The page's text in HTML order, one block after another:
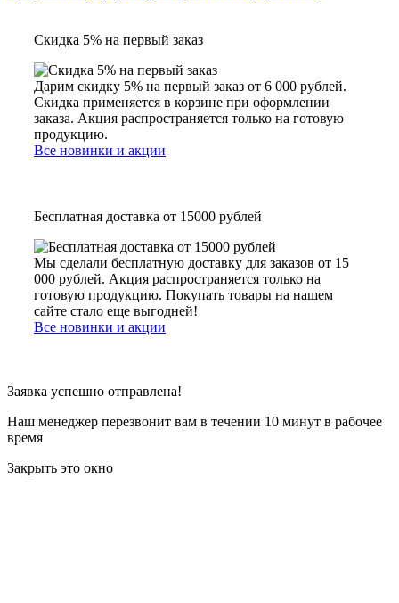
Скидка 5% на первый заказ
Дарим скидку 5% на первый заказ от 6 000 рублей.
Скидка применяется в корзине при оформлении
заказа. Акция распространяется только на готовую
продукцию.
Все новинки и акции
Бесплатная доставка от 15000 рублей
Мы сделали бесплатную доставку для заказов от 15
000 рублей. Акция распространяется только на
готовую продукцию. Покупать товары на нашем
сайте стало еще выгодней!
Все новинки и акции
Заявка успешно отправлена!
Наш менеджер перезвонит вам в течении 10 минут в рабочее
время
Закрыть это окно